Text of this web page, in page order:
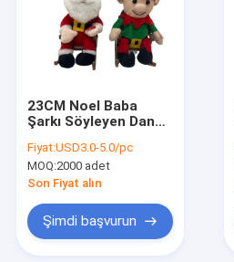
23CM Noel Baba
Şarkı Söyleyen Dans
Hayvanlar
Fiyat:USD3.0-5.0/pc
MOQ:2000 adet
Son Fiyat alın
Şimdi başvurun